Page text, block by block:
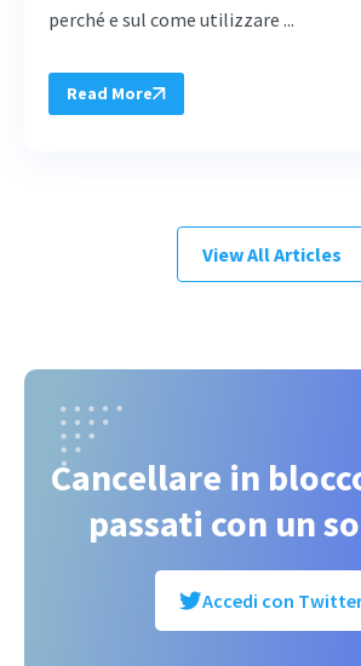
perché e sul come utilizzare ...
Read More
View All Articles
Cancellare in
passati con un
Accedi con